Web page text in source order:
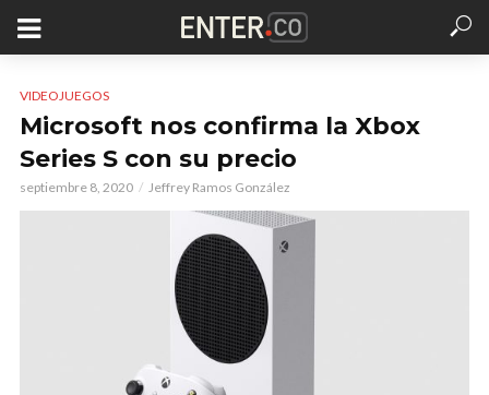
VIDEOJUEGOS
Microsoft nos confirma la Xbox
Series S con su precio
septiembre 8, 2020 Jeffrey Ramos González